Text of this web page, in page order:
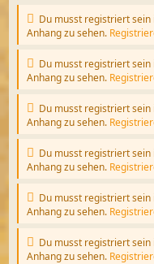
Du musst registriert
Anhang zu sehen.
Du musst registriert
Anhang zu sehen.
Du musst registriert
Anhang zu sehen.
Du musst registriert
Anhang zu sehen.
Du musst registriert
Anhang zu sehen.
Du musst registriert
Anhang zu sehen.